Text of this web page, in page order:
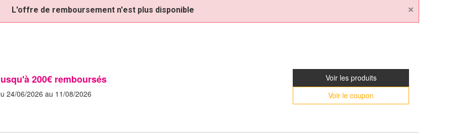
L'offre de remboursement n'est plus disponible ×
200€ remboursés
24/06/2026 au 11/08/2026
Voir les produits
Voir le coupon